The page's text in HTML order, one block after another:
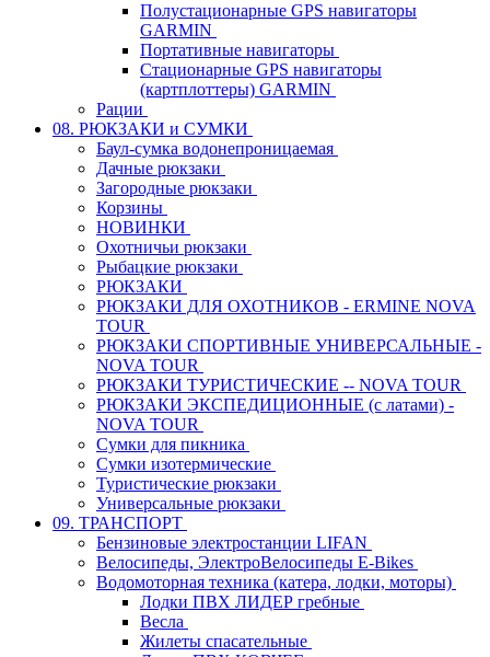
Полустационарные GPS навигаторы
GARMIN
Портативные навигаторы
Стационарные GPS навигаторы
(картплоттеры) GARMIN
Рации
08. РЮКЗАКИ и СУМКИ
Баул-сумка водонепроницаемая
Дачные рюкзаки
Загородные рюкзаки
Корзины
НОВИНКИ
Охотничьи рюкзаки
Рыбацкие рюкзаки
РЮКЗАКИ
РЮКЗАКИ ДЛЯ ОХОТНИКОВ - ERMINE NOVA
TOUR
РЮКЗАКИ СПОРТИВНЫЕ УНИВЕРСАЛЬНЫЕ -
NOVA TOUR
РЮКЗАКИ ТУРИСТИЧЕСКИЕ -- NOVA TOUR
РЮКЗАКИ ЭКСПЕДИЦИОННЫЕ (с латами) -
NOVA TOUR
Сумки для пикника
Сумки изотермические
Туристические рюкзаки
Универсальные рюкзаки
09. ТРАНСПОРТ
Бензиновые электростанции LIFAN
Велосипеды, ЭлектроВелосипеды E-Bikes
Водомоторная техника (катера, лодки, моторы)
Лодки ПВХ ЛИДЕР гребные
Весла
Жилеты спасательные